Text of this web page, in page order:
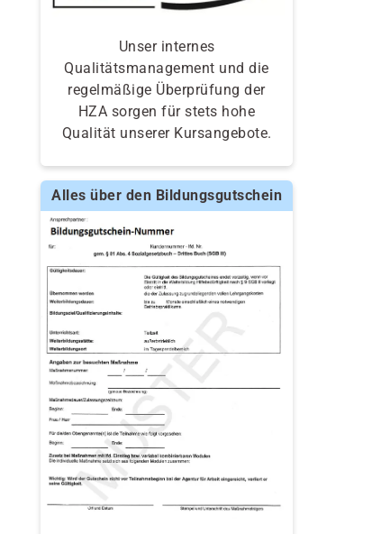
Unser internes
Qualitätsmanagement und die
regelmäßige Überprüfung der
HZA sorgen für stets hohe
Qualität unserer Kursangebote.
Alles über den Bildungsgutschein